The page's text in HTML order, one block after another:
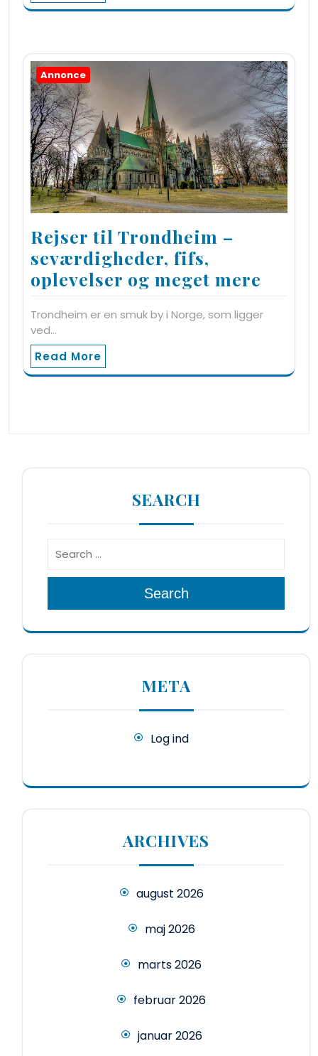
Annonce
Rejser til Trondheim –
seværdigheder, fifs,
oplevelser og meget mere
Trondheim er en smuk by i Norge, som ligger
ved…
Read More
SEARCH
Search
META
Log ind
ARCHIVES
august 2026
maj 2026
marts 2026
februar 2026
januar 2026